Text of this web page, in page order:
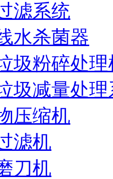
滤系统
水杀菌器
圾粉碎处理
圾减量处理
压缩机
滤机
刀机